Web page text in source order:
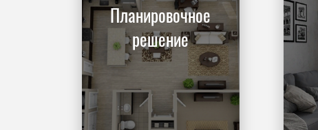
Планировочное
решение